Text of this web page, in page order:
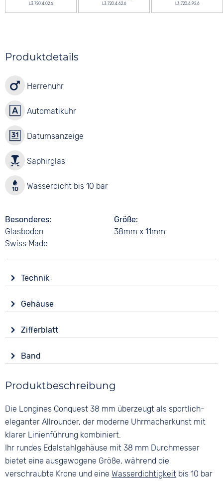
L3.720.4.02.6 L3.720.4.62.6 L3.720.4.92.6
Produktdetails
Herrenuhr
Automatikuhr
Datumsanzeige
Saphirglas
Wasserdicht bis 10 bar
Besonderes
Glasboden
Swiss Made
Größe
38mm x 11mm
Technik
Automatik
Funktionen
Datumsanzeige
Wasserdicht
Gehäuse
Saphirglas
Form
Rund
Material
Farbe
Silber
Zifferblatt
Analog
Schwarz
Ziffern
Keine
Band
Silber
Material
Edelstahl
Bandschließe
Faltschließe
Produktbeschreibung
Die Longines Conquest 38 mm überzeugt als sportlich-
eleganter Allrounder, der moderne Uhrmacherkunst mit
klarer Linienführung kombiniert.
Ihr rundes Edelstahlgehäuse mit 38 mm Durchmesser
bietet eine ausgewogene Größe, während die
verschraubte Krone und eineWasserdichtigkeit bis 10 bar